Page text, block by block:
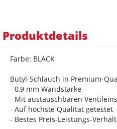
Produktdetails
Farbe: BLACK
Butyl-Schlauch in Premium-
- 0,9 mm Wandstärke
- Mit austauschbaren
- Auf höchste Qualität getestet
- Bestes Preis-Leistungs-